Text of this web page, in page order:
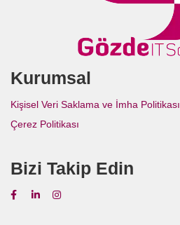
Kurumsal
Kişisel Veri Saklama ve İmha Politikası
Çerez Politikası
Bizi Takip Edin